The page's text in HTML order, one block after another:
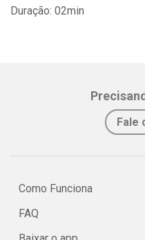
Duração: 02min
Fale
Como Funciona
FAQ